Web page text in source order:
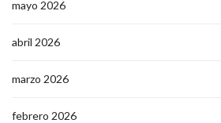
mayo 2026
abril 2026
marzo 2026
febrero 2026